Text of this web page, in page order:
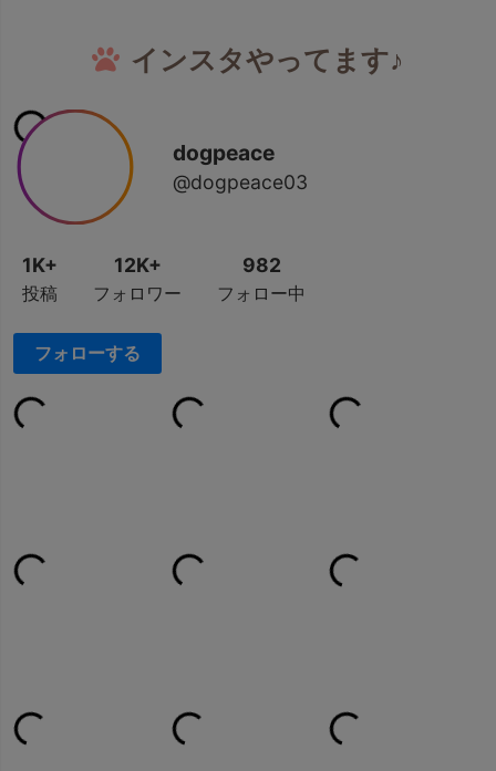
インスタやってます♪